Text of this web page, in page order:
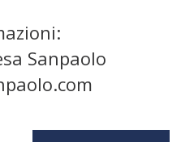
Sanpaolo